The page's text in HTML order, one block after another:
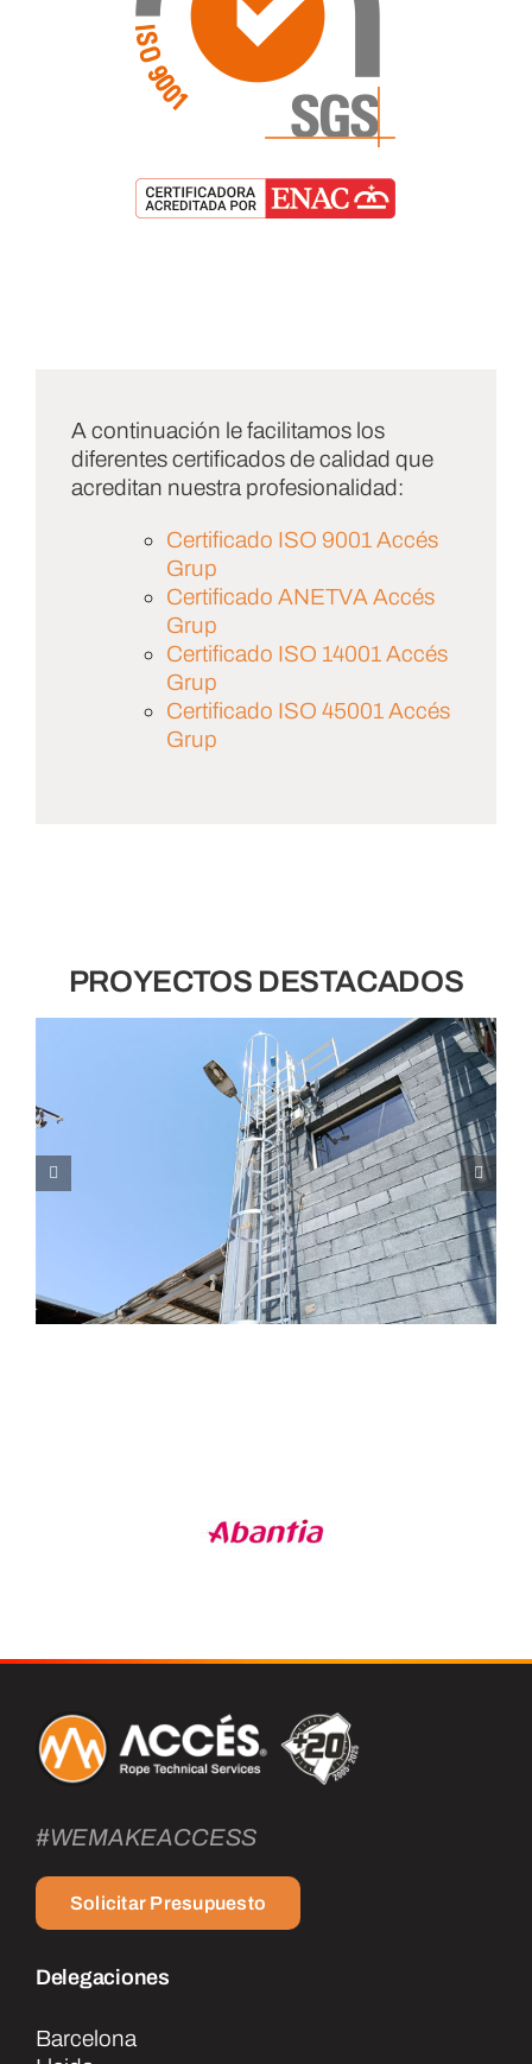
A continuación le facilitamos los
diferentes certificados de calidad que
acreditan nuestra profesionalidad:
Certificado ISO 9001 Accés
Grup
Certificado ANETVA Accés
Grup
Certificado ISO 14001 Accés
Grup
Certificado ISO 45001 Accés
Grup
PROYECTOS DESTACADOS
Modernización de los sistemas de
seguridad en altura en un
reconocido colegio de Mallorca
Mantenimiento Seguridad
#WEMAKEACCESS
Solicitar Presupuesto
Delegaciones
Barcelona